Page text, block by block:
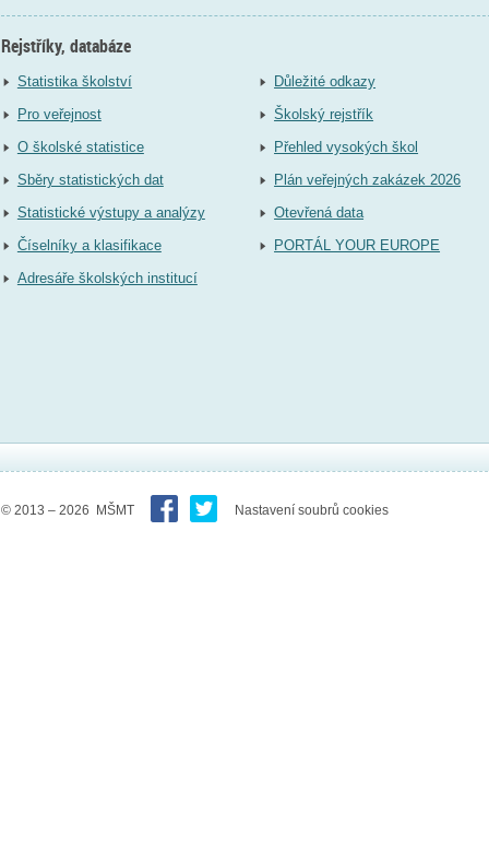
Rejstříky, databáze
Statistika školství
Pro veřejnost
O školské statistice
Sběry statistických dat
Statistické výstupy a analýzy
Číselníky a klasifikace
Adresáře školských institucí
Důležité odkazy
Školský rejstřík
Přehled vysokých škol
Plán veřejných zakázek 2026
Otevřená data
PORTÁL YOUR EUROPE
© 2013 – 2026 MŠMT Nastavení soubrů cookies